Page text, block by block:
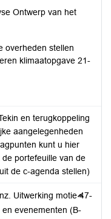
Ontwerp van het
overheden stellen
klimaatopgave 21-
en terugkoppeling
aangelegenheden
kunt u hier
portefeuille van de
de c-agenda stellen)
Uitwerking motie 47-
evenementen (B-